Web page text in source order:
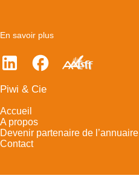
En savoir plus
Piwi & Cie
Accueil
A propos
Devenir partenaire de l’annuaire
Contact